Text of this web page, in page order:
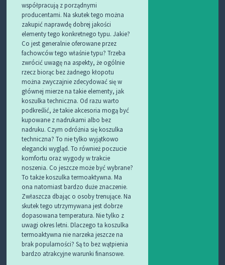
współpracują z porządnymi
producentami. Na skutek tego można
zakupić naprawdę dobrej jakości
elementy tego konkretnego typu. Jakie?
Co jest generalnie oferowane przez
fachowców tego właśnie typu? Trzeba
zwrócić uwagę na aspekty, że ogólnie
rzecz biorąc bez żadnego kłopotu
można zwyczajnie zdecydować się w
głównej mierze na takie elementy, jak
koszulka techniczna. Od razu warto
podkreślić, że takie akcesoria mogą być
kupowane z nadrukami albo bez
nadruku. Czym odróżnia się koszulka
techniczna? To nie tylko wyjątkowo
elegancki wygląd. To również poczucie
komfortu oraz wygody w trakcie
noszenia. Co jeszcze może być wybrane?
To także koszulka termoaktywna. Ma
ona natomiast bardzo duże znaczenie.
Zwłaszcza dbając o osoby trenujące. Na
skutek tego utrzymywana jest dobrze
dopasowana temperatura. Nie tylko z
uwagi okres letni. Dlaczego ta koszulka
termoaktywna nie narzeka jeszcze na
brak popularności? Są to bez wątpienia
bardzo atrakcyjne warunki finansowe.